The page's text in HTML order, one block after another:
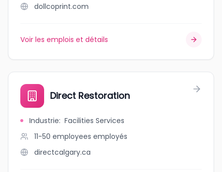
dollcoprint.com
Voir les emplois et détails
Direct Restoration
Industrie: Facilities Services
11-50 employees employés
directcalgary.ca